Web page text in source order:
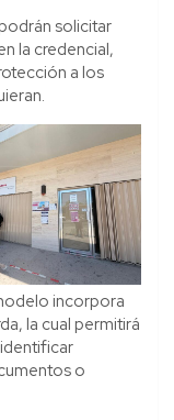
solicitar
la credencial,
a los
incorpora
la cual permitirá
o